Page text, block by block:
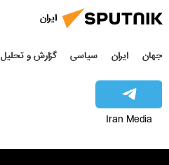
ایران
جهان ایران سیاسی گزارش و تحلیل
Iran Media